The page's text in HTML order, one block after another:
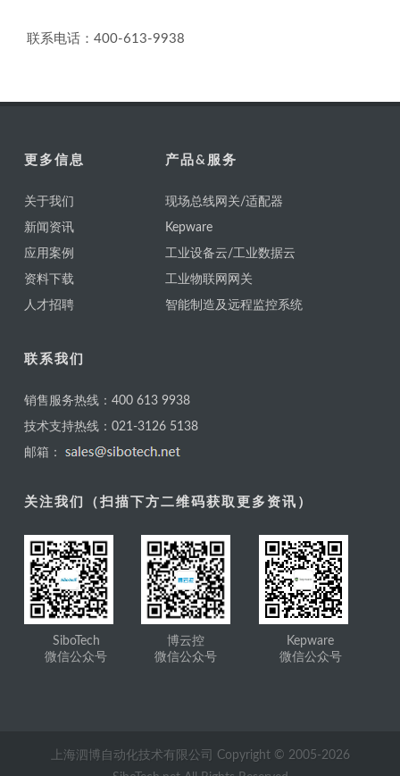
联系电话：400-613-9938
更多信息
关于我们
新闻资讯
应用案例
资料下载
人才招聘
产品&服务
现场总线网关/适配器
Kepware
工业设备云/工业数据云
工业物联网网关
智能制造及远程监控系统
联系我们
销售服务热线：400 613 9938
技术支持热线：021-3126 5138
邮箱：
关注我们（扫描下方二维码获取更多资讯）
SiboTech
微信公众号
博云控
微信公众号
Kepware
微信公众号
上海泗博自动化技术有限公司 Copyright © 2005-2026